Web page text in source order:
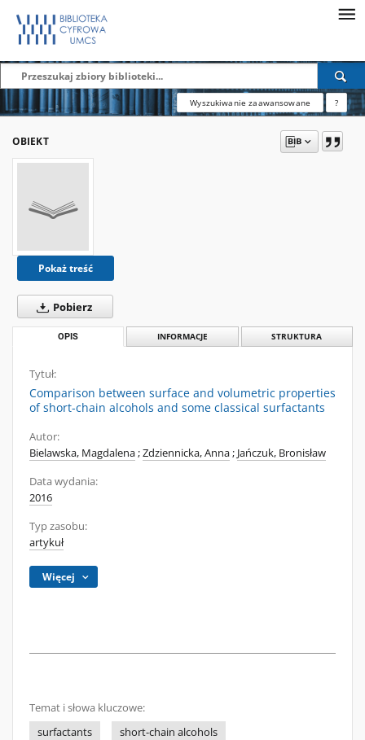
Wyszukiwanie zaawansowane ?
OBIEKT
Pokaż treść
Pobierz
OPIS INFORMACJE STRUKTURA
Tytuł:
Comparison between surface and volumetric properties
of short-chain alcohols and some classical surfactants
Autor:
Bielawska, Magdalena;Zdziennicka, Anna; Jańczuk, Bronisław
Data wydania:
2016
Typ zasobu:
artykuł
Więcej
Temat i słowa kluczowe:
surfactants
short-chain alcohols